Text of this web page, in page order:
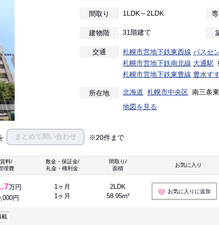
間取り 1LDK～2LDK
建物階 31階建て
交通 札幌市営地下鉄東西線 バスセ
札幌市営地下鉄南北線 大通駅
札幌市営地下鉄東豊線 豊水す
所在地 北海道 札幌市中央区 南三条
地図を見る
まとめて問い合わせ ※20件まで
賃料/
理費
敷金・保証金/
礼金・権利金
間取り/
面積
お気に入り
万円
円
1ヶ月
1ヶ月
2LDK
58.95m²
お気に入りに追加
載